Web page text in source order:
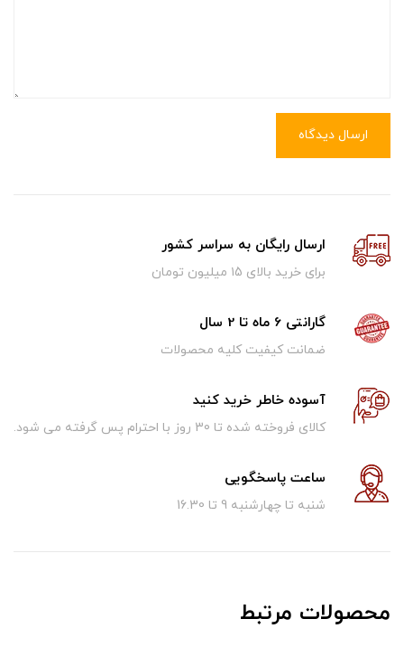
ارسال دیدگاه
ارسال رایگان به سراسر کشور
برای خرید بالای ۱5 میلیون تومان
گارانتی 6 ماه تا 2 سال
ضمانت کیفیت کلیه محصولات
آسوده خاطر خرید کنید
کالای فروخته شده تا 30 روز با احترام پس گرفته می شود.
ساعت پاسخگویی
شنبه تا چهارشنبه 9 تا 16.30
محصولات مرتبط